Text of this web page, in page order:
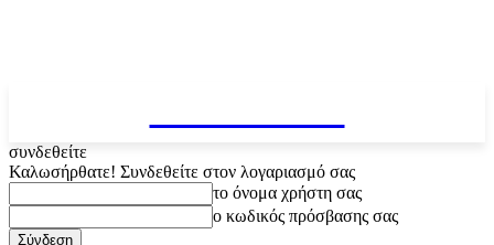
συνδεθείτε
Καλωσήρθατε! Συνδεθείτε στον λογαριασμό σας
το όνομα χρήστη σας
ο κωδικός πρόσβασης σας